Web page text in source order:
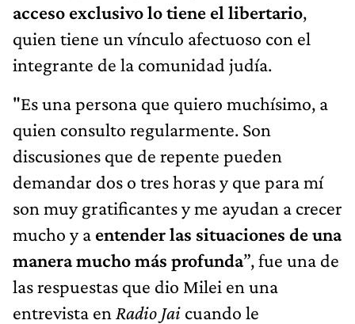
acceso exclusivo lo tiene el libertario,
quien tiene un vínculo afectuoso con el
integrante de la comunidad judía.
"Es una persona que quiero muchísimo, a
quien consulto regularmente. Son
discusiones que de repente pueden
demandar dos o tres horas y que para mí
son muy gratificantes y me ayudan a crecer
mucho y a entender las situaciones de una
manera mucho más profunda”, fue una de
las respuestas que dio Milei en una
entrevista en Radio Jai cuando le